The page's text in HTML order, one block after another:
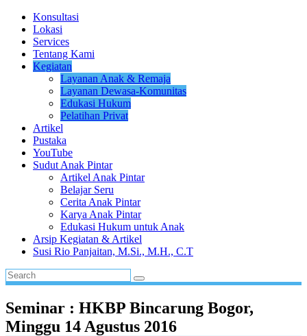
Konsultasi
Lokasi
Services
Tentang Kami
Kegiatan
Layanan Anak & Remaja
Layanan Dewasa-Komunitas
Edukasi Hukum
Pelatihan Privat
Artikel
Pustaka
YouTube
Sudut Anak Pintar
Artikel Anak Pintar
Belajar Seru
Cerita Anak Pintar
Karya Anak Pintar
Edukasi Hukum untuk Anak
Arsip Kegiatan & Artikel
Susi Rio Panjaitan, M.Si., M.H., C.T
Seminar : HKBP Bincarung Bogor,
Minggu 14 Agustus 2016